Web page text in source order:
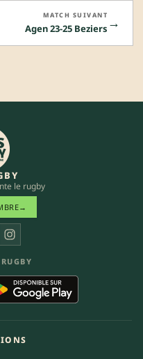
→
MATCH SUIVANT
Agen 23-25 Beziers
le rugby
→
Instagram